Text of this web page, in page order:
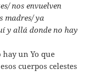
nos envuelven
madres/ya
y allá donde no hay
un Yo que
cuerpos celestes